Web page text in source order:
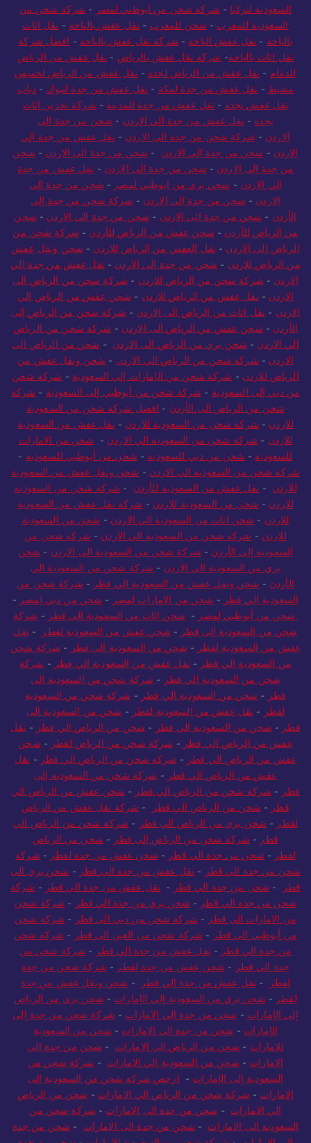
السعودية لتركيا - شركة شحن من ابوظبي لمصر - شركة شحن من
السعودية للمغرب - شحن للمغرب - نقل عفش بالباحة - نقل اثاث
بالباحة - نقل عفش الباحة - شركة نقل عفش بالباحة - افضل شركة
نقل اثاث بالباحة- شركة نقل عفش بالرياض - نقل عفش من الرياض
للدمام - نقل عفش من الرياض لجدة - نقل عفش من الرياض لخميس
مشيط - نقل عفش من جدة لمكة - نقل عفش من جدة لتبوك - دباب
نقل عفش بجدة - نقل عفش من جدة للمدينة - شركة تخزين اثاث
بجدة - نقل عفش من جدة الي الاردن - شحن من جدة الى
الاردن - شركة شحن من جدة الى الاردن - نقل عفش من جدة الي
الاردن - شحن من جدة الى الاردن - شحن من جدة الى الاردن - شحن
من جدة الى الاردن - شحن من جدة الى الاردن - نقل عفش من جدة
الي الاردن - شحن بري من ابوظبي لمصر - شحن من جدة الى
الاردن - شحن من جدة الى الاردن - شركة شحن من جدة إلى
الأردن - شحن من جدة الى الاردن - شحن من جدة الى الاردن - شحن
من الرياض للأردن - شحن عفش من الرياض للأردن - شركة شحن من
الرياض الى الاردن - نقل العفش من الرياض للاردن - شحن ونقل عفش
من الرياض للاردن - شحن من جدة الى الاردن - نقل عفش من جدة الي
الاردن - شركة شحن من الرياض للاردن - شركة شحن من الرياض الى
الاردن - نقل عفش من الرياض للاردن - شحن عفش من الرياض الي
الاردن - نقل اثاث من الرياض الى الاردن - شركة شحن من الرياض إلى
الأردن - شحن عفش من الرياض الى الاردن - شركة شحن من الرياض
الي الاردن - شحن بري من الرياض الى الاردن - شحن من الرياض الى
الاردن - شركة شحن من الرياض الي الاردن - شحن ونقل عفش من
الرياض للاردن - شركة شحن من الإمارات إلى السعودية - شركة شحن
من دبي إلى السعودية - شركة شحن من أبوظبي إلى السعودية - شركة
شحن من الرياض الى الأردن - افضل شركة شحن من السعودية
للاردن - شركة شحن من السعودية للاردن - نقل عفش من السعودية
للاردن - شركة شحن من السعودية الي الاردن - شحن من الامارات
للسعودية - شحن من دبي للسعودية - شحن من أبوظبي للسعودية -
شركة شحن من السعودية الى الاردن - شحن ونقل عفش من السعودية
للاردن - نقل عفش من السعودية للأردن - شركة شحن من السعودية
للاردن - شحن من السعودية للاردن - شركة نقل عفش من السعودية
للاردن - شحن اثاث من السعودية الي الاردن - شحن من السعودية
للاردن - شركة شحن من السعودية الي الاردن - شركة شحن من
السعودية إلى الأردن - شركة شحن من السعودية الى الاردن - شحن
بري من السعودية الى الاردن - شركة شحن من السعودية الي
الأردن - شحن ونقل عفش من السعودية الي قطر - شركة شحن من
السعودية الي قطر - شحن من الامارات لمصر - شحن من دبي لمصر -
شحن من أبوظبي لمصر - شحن اثاث من السعودية الى قطر - شركة
شحن من السعودية الى قطر - شحن عفش من السعودية لقطر - نقل
عفش من السعودية لقطر - شحن من السعودية الى قطر - شركة شحن
من السعودية الي قطر - نقل عفش من السعودية الي قطر - شركة
شحن من السعودية الي قطر - شركة شحن من السعودية الى
قطر - شحن من السعودية الي قطر - شركة شحن من السعودية
لقطر - نقل عفش من السعودية لقطر - شحن من السعودية الى
قطر - شحن من السعودية الي قطر - شحن من الرياض الي قطر - نقل
عفش من الرياض الي قطر - شركة شحن من الرياض لقطر - شحن
عفش من الرياض الي قطر - شركة شحن من الرياض الي قطر - نقل
عفش من الرياض الي قطر - شركة شحن من السعودية إلى
قطر - شركة شحن من الرياض الي قطر - شحن عفش من الرياض الي
قطر - شحن من الرياض الي قطر - شركة نقل عفش من الرياض
لقطر - شحن بري من الرياض الي قطر - شركة شحن من الرياض الي
قطر - شركة شحن من الرياض إلى قطر - شحن من الرياض
لقطر - شحن من جدة الي قطر - شحن عفش من جدة لقطر - شركة
شحن من جدة الي قطر - نقل عفش من جدة الي قطر - شحن بري الى
قطر
- شحن من جدة الي قطر - نقل عفش من جدة الي قطر - شركة
شحن من جدة الي قطر - شحن بري من جدة الي قطر - شركة شحن
من الامارات الى قطر - شركة شحن من دبي الى قطر - شركة شحن
من أبوظبي الى قطر - شركة شحن من العين الى قطر - شركة شحن
من جدة الي قطر - نقل عفش من جدة الي قطر - شركة شحن من
جدة الي قطر - شحن عفش من جدة لقطر - شركة شحن من جدة
لقطر
- نقل عفش من جدة الي قطر - شحن ونقل عفش من جدة
لقطر - شحن بري من السعودية إلى الإمارات - شحن بري من الرياض
إلى الإمارات - شحن من جدة الى الامارات - شركة شحن من جدة إلى
الإمارات - شحن من جدة الى الامارات - شحن من السعودية
للامارات - شحن من الرياض الى الامارات - شحن من جدة الى
الامارات - شحن من السعودية الي الامارات - شركة شحن من
السعودية إلى الإمارات - ارخص شركة شحن من السعودية الى
الامارات - شركة شحن من الرياض الي الامارات - شحن من الرياض
الي الامارات - شحن من جدة الى الامارات - شركة شحن من
السعودية الى الامارات - شحن من جدة الى الامارات - شحن من جدة